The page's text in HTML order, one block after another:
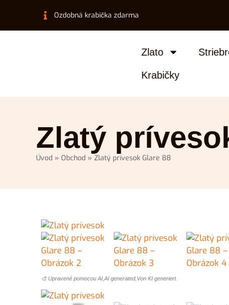
Ozdobná krabička zdarma
Zlato
Krabičky
Zlatý
Úvod » Obchod » Zlatý prívesok Glare 88
🎨 Upravené pomocou AI,AI generated,Von KI generiert.